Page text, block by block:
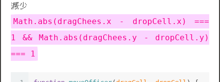
減少
Math.abs(dragChees.x - dropCell.x) ===
1 && Math.abs(dragChees.y - dropCell.y)
=== 1